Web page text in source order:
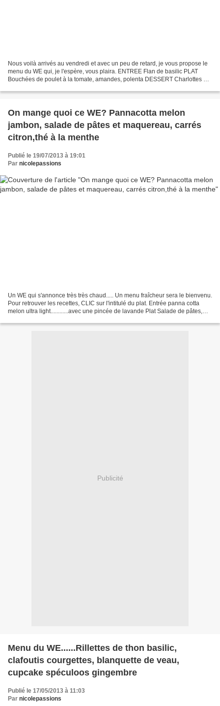
Nous voilà arrivés au vendredi et avec un peu de retard, je vous propose le
menu du WE qui, je l'espère, vous plaira. ENTREE Flan de basilic PLAT
Bouchées de poulet à la tomate, amandes, polenta DESSERT Charlottes au
On mange quoi ce WE? Pannacotta melon
jambon, salade de pâtes et maquereau, carrés
citron,thé à la menthe
Publié le 19/07/2013 à 19:01
Par nicolepassions
Un WE qui s'annonce très très chaud..... Un menu fraîcheur sera le bienvenu.
Pour retrouver les recettes, CLIC sur l'intitulé du plat. Entrée panna cotta
melon ultra light............avec une pincée de lavande Plat Salade de pâtes,
Publicité
Menu du WE......Rillettes de thon basilic,
clafoutis courgettes, blanquette de veau,
cupcake spéculoos gingembre
Publié le 17/05/2013 à 11:03
Par nicolepassions